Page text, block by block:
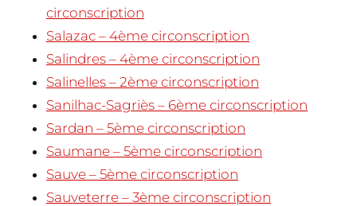
circonscription
Salazac – 4ème circonscription
Salindres – 4ème circonscription
Salinelles – 2ème circonscription
Sanilhac-Sagriès – 6ème circonscription
Sardan – 5ème circonscription
Saumane – 5ème circonscription
Sauve – 5ème circonscription
Sauveterre – 3ème circonscription